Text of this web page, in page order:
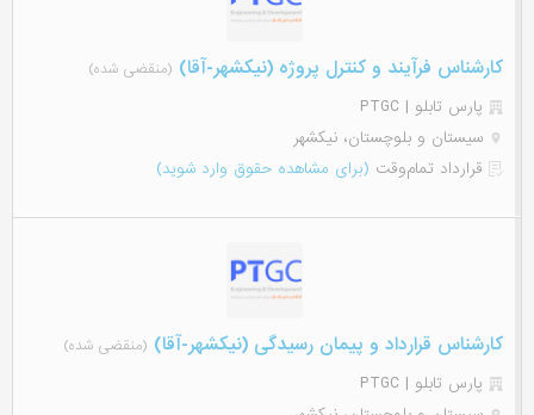
کارشناس فرآیند و کنترل پروژه (نیکشهر-آقا) (منقضی شده)
پارس تابلو | PTGC
سیستان و بلوچستان، نیکشهر
قرارداد تمام‌وقت (برای مشاهده حقوق وارد شوید)
کارشناس قرارداد و پیمان رسیدگی (نیکشهر-آقا) (منقضی شده)
پارس تابلو | PTGC